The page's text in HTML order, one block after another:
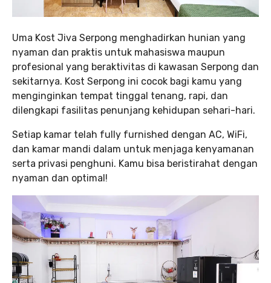
Uma Kost Jiva Serpong menghadirkan hunian yang
nyaman dan praktis untuk mahasiswa maupun
profesional yang beraktivitas di kawasan Serpong dan
sekitarnya. Kost Serpong ini cocok bagi kamu yang
menginginkan tempat tinggal tenang, rapi, dan
dilengkapi fasilitas penunjang kehidupan sehari-hari.
Setiap kamar telah fully furnished dengan AC, WiFi,
dan kamar mandi dalam untuk menjaga kenyamanan
serta privasi penghuni. Kamu bisa beristirahat dengan
nyaman dan optimal!